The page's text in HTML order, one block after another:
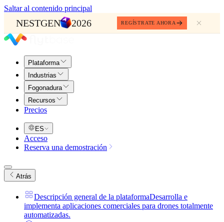
Saltar al contenido principal
NESTGEN 2026 REGÍSTRATE AHORA
Plataforma
Industrias
Fogonadura
Recursos
Precios
ES
Acceso
Reserva una demostración
Atrás
Descripción general de la plataformaDesarrolla e
implementa aplicaciones comerciales para drones totalmente
automatizadas.